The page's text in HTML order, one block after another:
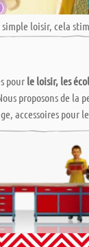
simple loisir, cela
pour le loisir, les
proposons de la
accessoires pour